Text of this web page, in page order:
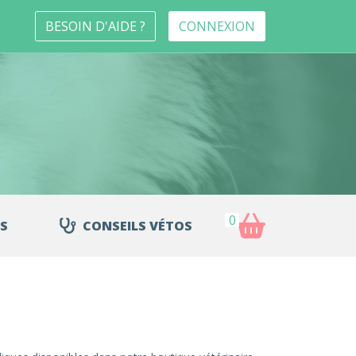
BESOIN D'AIDE ? CONNEXION
CONSEILS VÉTOS 0